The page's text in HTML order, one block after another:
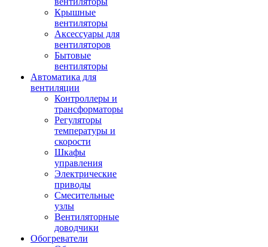
Крышные
вентиляторы
Аксессуары для
вентиляторов
Бытовые
вентиляторы
Автоматика для
вентиляции
Контроллеры и
трансформаторы
Регуляторы
температуры и
скорости
Шкафы
управления
Электрические
приводы
Смесительные
узлы
Вентиляторные
доводчики
Обогреватели